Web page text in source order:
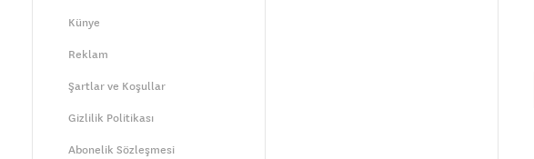
Künye
Reklam
Şartlar ve Koşullar
Gizlilik Politikası
Abonelik Sözleşmesi